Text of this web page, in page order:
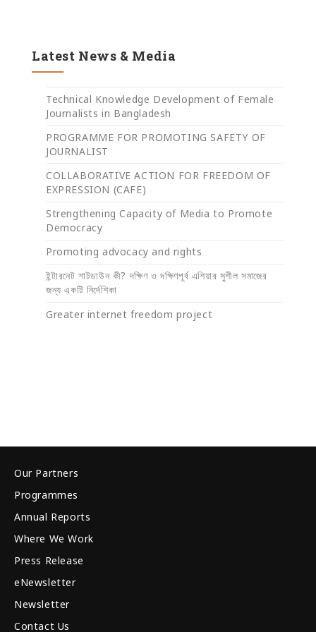
Latest News & Media
Technical Knowledge Development of Female
Journalists in Bangladesh
PROGRAMME FOR PROMOTING SAFETY OF
JOURNALIST
COLLABORATIVE ACTION FOR FREEDOM OF
EXPRESSION (CAFE)
Strengthening Capacity of Media to Promote
Democracy
Promoting advocacy and rights
ইন্টারনেট শাটডাউন কী? দক্ষিণ ও দক্ষিণপূর্ব এশিয়ার সুশীল সমাজের
জন্য একটি নির্দেশিকা
Greater internet freedom project
Our Partners
Programmes
Annual Reports
Where We Work
Press Release
eNewsletter
Newsletter
Contact Us